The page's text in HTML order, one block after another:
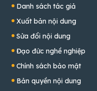
Danh sách tác giả
Xuất bản nội dung
Sửa đổi nội dung
Đạo đức nghề nghiệp
Chính sách bảo mật
Bản quyền nội dung